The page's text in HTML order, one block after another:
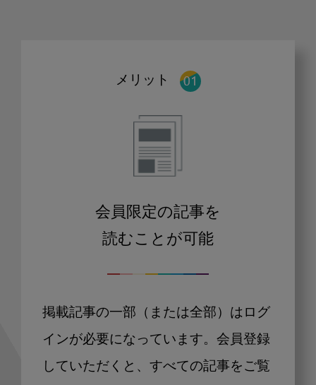
メリット
会員限定の記事を
読むことが可能
掲載記事の一部（または全部）はログ
インが必要になっています。会員登録
していただくと、すべての記事をご覧